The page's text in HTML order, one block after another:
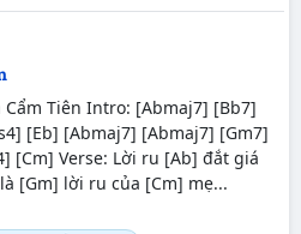
Tiên Intro: [Abmaj7] [Bb7]
[Eb] [Abmaj7] [Abmaj7] [Gm7]
[Cm] Verse: Lời ru [Ab] đắt giá
[Gm] lời ru của [Cm] mẹ...